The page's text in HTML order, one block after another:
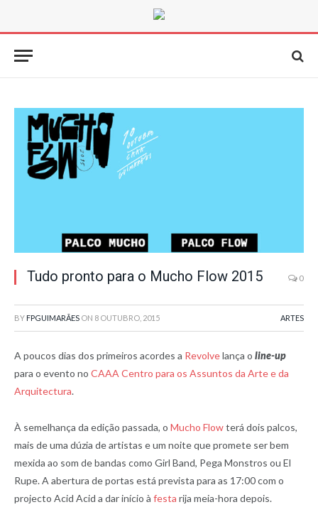
Tudo pronto para o Mucho Flow 2015 0
BY FPGUIMARÃES ON 8 OUTUBRO, 2015 ARTES
A poucos dias dos primeiros acordes a Revolvelança o line-up
para o evento no CAAA Centro para os Assuntos da Arte e da
Arquitectura.
À semelhança da edição passada, o Mucho Flowterá dois palcos,
mais de uma dúzia de artistas e um noite que promete ser bem
mexida ao som de bandas como Girl Band, Pega Monstros ou El
Rupe. A abertura de portas está prevista para as 17:00 com o
projecto Acid Acid a dar início à festa rija meia-hora depois.